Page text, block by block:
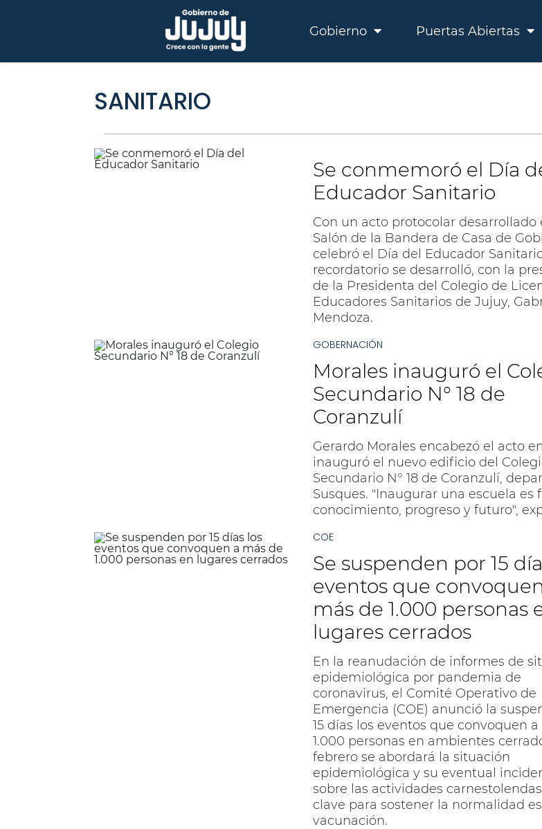
Gobierno Puertas Abiertas
SANITARIO
Se conmemoró el Día
Educador Sanitario
Con un acto protocolar desarrollado
Salón de la Bandera de Casa de
celebró el Día del Educador
recordatorio se desarrolló, con la
de la Presidenta del Colegio de
Educadores Sanitarios de Jujuy,
Mendoza.
GOBERNACIÓN
Morales inauguró el
Secundario N° 18 de
Coranzulí
Gerardo Morales encabezó el acto
inauguró el nuevo edificio del
Secundario N° 18 de Coranzulí,
Susques. "Inaugurar una escuela es
conocimiento, progreso y futuro",
COE
Se suspenden por 15
eventos que
más de 1.000 personas
lugares cerrados
En la reanudación de informes de
epidemiológica por pandemia de
coronavirus, el Comité Operativo de
Emergencia (COE) anunció la
15 días los eventos que convoquen
1.000 personas en ambientes
febrero se abordará la situación
epidemiológica y su eventual
sobre las actividades
clave para sostener la normalidad
vacunación.